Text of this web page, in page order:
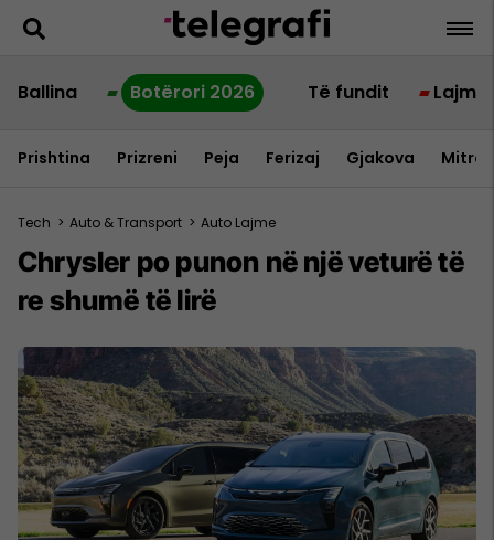
Ballina Botërori 2026 Të fundit Lajme
Prishtina Prizreni Peja Ferizaj Gjakova
Tech > Auto & Transport > Auto Lajme
Chrysler po punon në një veturë të
re shumë të lirë